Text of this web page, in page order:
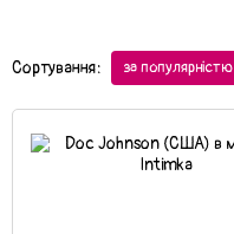
Сортування: за популярністю